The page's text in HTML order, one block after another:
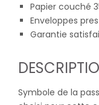
Papier couché
Enveloppes
Garantie
Symbole de la